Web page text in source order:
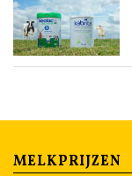
MELKPRIJZEN